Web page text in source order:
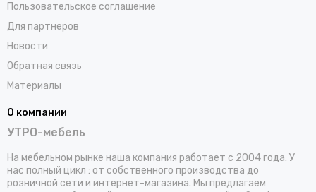
Пользовательское соглашение
Для партнеров
Новости
Обратная связь
Материалы
О компании
УТРО-мебель
На мебельном рынке наша компания работает с 2004 года. У
нас полный цикл : от собственного производства до
розничной сети и интернет-магазина. Мы предлагаем